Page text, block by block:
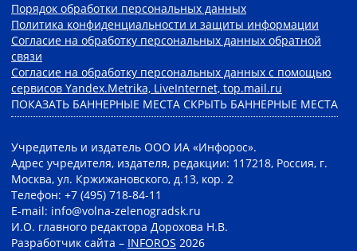
Порядок обработки персональных данных
Политика конфиденциальности и защиты информации
Согласие на обработку персональных данных обратной
связи
Согласие на обработку персональных данных с помощью
сервисов Yandex.Metrika, LiveInternet, top.mail.ru
ПОКАЗАТЬ БАННЕРНЫЕ МЕСТА СКРЫТЬ БАННЕРНЫЕ МЕСТА
Учредитель и издатель ООО ИА «Инфорос».
Адрес учредителя, издателя, редакции: 117218, Россия, г.
Москва, ул. Кржижановского, д.13, кор. 2
Телефон: +7 (495) 718-84-11
E-mail: info@volna-zelenogradsk.ru
И.О. главного редактора Дорохова Н.В.
Разработчик сайта – INFOROS 2026